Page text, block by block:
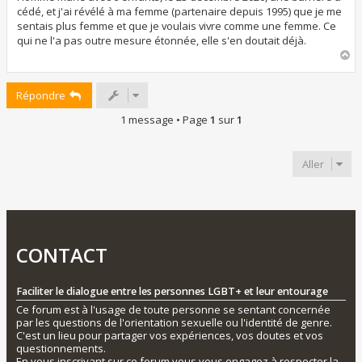
a
g
e
cédé, et j'ai révélé à ma femme (partenaire depuis 1995) que je me
sentais plus femme et que je voulais vivre comme une femme. Ce
qui ne l'a pas outre mesure étonnée, elle s'en doutait déjà.
Répondre
1 message • Page 1 sur1
Aller
CONTACT
Faciliter le dialogue entre les personnes LGBT+ et leur entourage
Ce forum est à l'usage de toute personne se sentant concernée
par les questions de l'orientation sexuelle ou l'identité de genre.
C'est un lieu pour partager vos expériences, vos doutes et vos
questionnements.